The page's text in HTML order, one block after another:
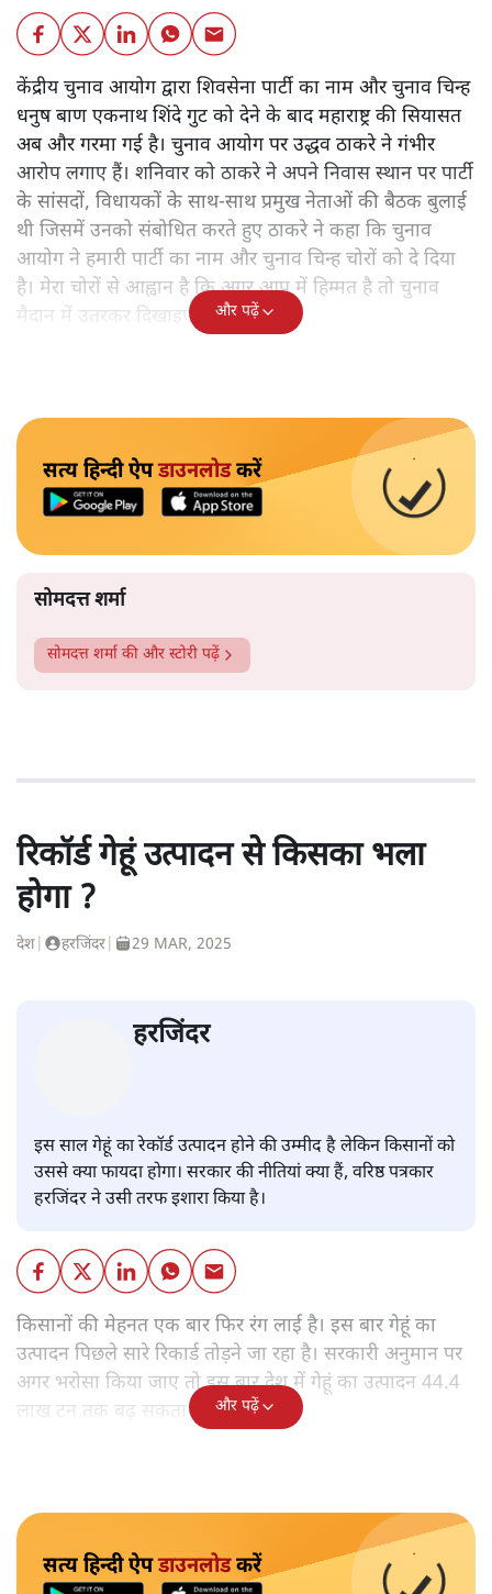
केंद्रीय चुनाव आयोग द्वारा शिवसेना पार्टी का नाम और चुनाव चिन्ह
धनुष बाण एकनाथ शिंदे गुट को देने के बाद महाराष्ट्र की सियासत
अब और गरमा गई है। चुनाव आयोग पर उद्धव ठाकरे ने गंभीर
आरोप लगाए हैं। शनिवार को ठाकरे ने अपने निवास स्थान पर पार्टी
के सांसदों, विधायकों के साथ-साथ प्रमुख नेताओं की बैठक बुलाई
थी जिसमें उनको संबोधित करते हुए ठाकरे ने कहा कि चुनाव
आयोग ने हमारी पार्टी का नाम और चुनाव चिन्ह चोरों को दे दिया
है। मेरा चोरों से आह्वान है कि अगर आप में हिम्मत है तो चुनाव
मैदान में उतरकर दिखाइए।
और पढ़ें
सत्य हिन्दी ऐप डाउनलोडकरें
सोमदत्त शर्मा
की और स्टोरी पढ़ें
रिकॉर्ड गेहूं उत्पादन से किसका भला
होगा ?
| हरजिंदर | 29 MAR, 2025
हरजिंदर
इस साल गेहूं का रेकॉर्ड उत्पादन होने की उम्मीद है लेकिन किसानों को
उससे क्या फायदा होगा। सरकार की नीतियां क्या हैं, वरिष्ठ पत्रकार
हरजिंदर ने उसी तरफ इशारा किया है।
किसानों की मेहनत एक बार फिर रंग लाई है। इस बार गेहूं का
उत्पादन पिछले सारे रिकार्ड तोड़ने जा रहा है। सरकारी अनुमान पर
अगर भरोसा किया जाए तो इस बार देश में गेहूं का उत्पादन 44.4
लाख टन तक बढ़ सकता है। और पढ़ें
सत्य हिन्दी ऐप डाउनलोडकरें